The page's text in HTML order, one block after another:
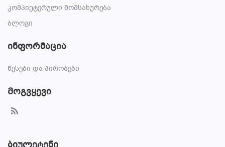
კომპიუტერული მომსახურება
ბლოგი
ინფორმაცია
წესები და პირობები
Მოგვყევი
ბიულეტენი